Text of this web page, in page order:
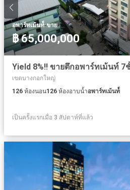
อพาร์ทเม้นท์์·ขาย
฿ 65,000,000
เขตบางกอกใหญ่
126 ห้องนอน126 ห้องอาบน้ำอพาร์ทเม้นท์์
เป็นครั้งแรกเมื่อ 3 สัปดาห์ที่แล้ว